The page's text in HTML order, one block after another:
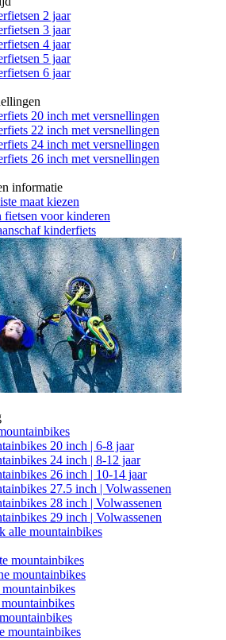
2 jaar
3 jaar
4 jaar
5 jaar
6 jaar
20 inch met versnellingen
22 inch met versnellingen
24 inch met versnellingen
26 inch met versnellingen
informatie
maat kiezen
fietsen voor kinderen
kinderfiets
20 inch | 6-8 jaar
24 inch | 8-12 jaar
26 inch | 10-14 jaar
27.5 inch | Volwassenen
28 inch | Volwassenen
29 inch | Volwassenen
alle mountainbikes
mountainbikes
mountainbikes
mountainbikes